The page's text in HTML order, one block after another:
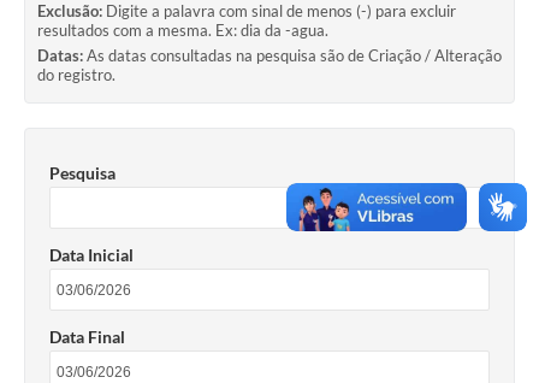
Exclusão: Digite a palavra com sinal de menos (-) para excluir
resultados com a mesma. Ex: dia da -agua.
Datas:As datas consultadas na pesquisa são de Criação / Alteração
do registro.
Pesquisa
Data Inicial
Data Final